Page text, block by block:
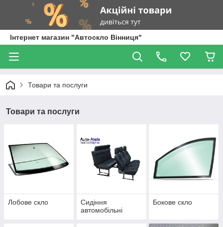
Інтернет магазин "Автоскло Вінниця"
Товари та послуги
Товари та послуги
Лобове скло
Сидіння
автомобільні
Бокове скло